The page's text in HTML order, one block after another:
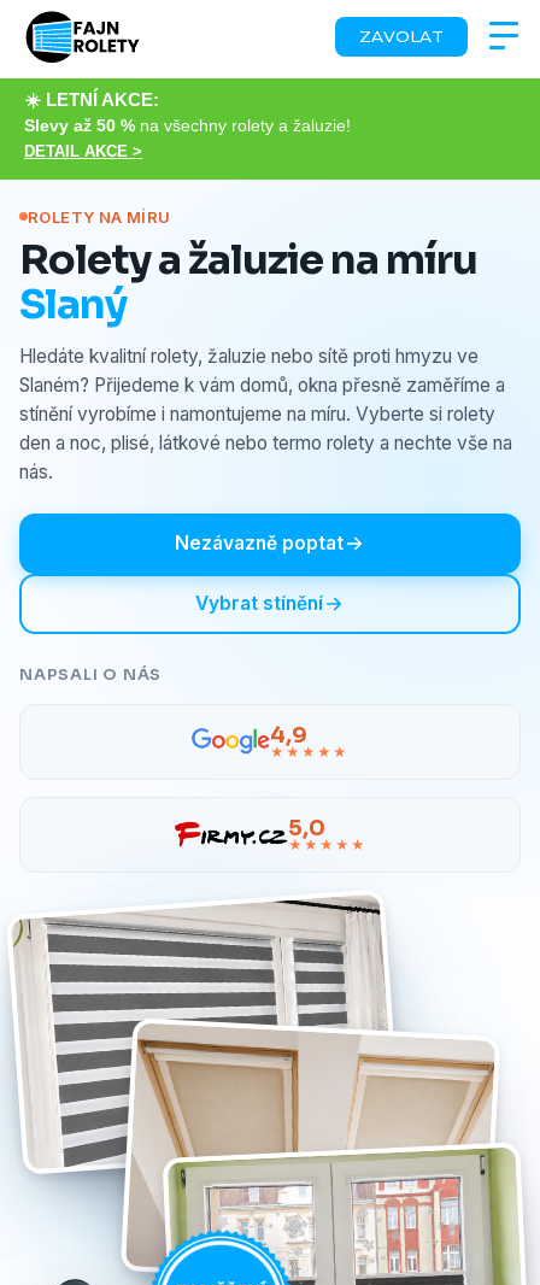
☀️ LETNÍ AKCE:
Slevy až 50 % na všechny rolety a žaluzie!
DETAIL AKCE >
ZAVOLAT
ROLETY NA MÍRU
Rolety a žaluzie na míru
Slaný
Hledáte kvalitní rolety, žaluzie nebo sítě proti hmyzu ve
Slaném? Přijedeme k vám domů, okna přesně zaměříme a
stínění vyrobíme i namontujeme na míru. Vyberte si rolety
den a noc, plisé, látkové nebo termo rolety a nechte vše na
nás.
Nezávazně poptat
Vybrat stínění
NAPSALI O NÁS
4,9
★★★★★
5,0
★★★★★